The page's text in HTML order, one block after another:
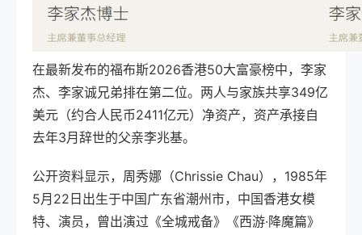
在最新发布的福布斯2026香港50大富豪榜中，李家
杰、李家诚兄弟排在第二位。两人与家族共享349亿
美元（约合人民币2411亿元）净资产，资产承接自
去年3月辞世的父亲李兆基。
公开资料显示，周秀娜（Chrissie Chau），1985年
5月22日出生于中国广东省潮州市，中国香港女模
特、演员，曾出演过《全城戒备》《西游·降魔篇》